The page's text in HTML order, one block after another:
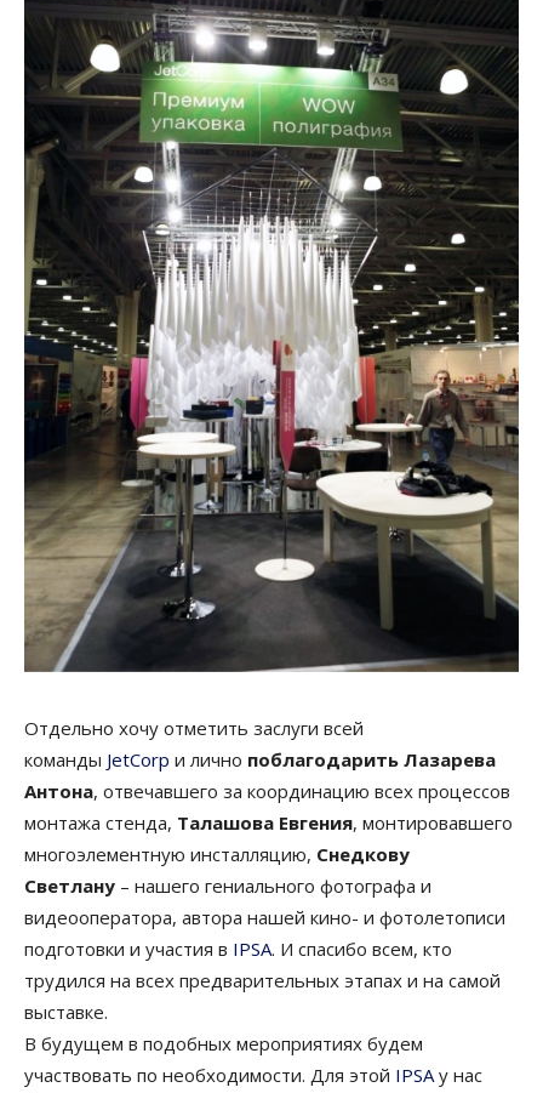
Отдельно хочу отметить заслуги всей
команды JetCorp и лично поблагодарить Лазарева
Антона, отвечавшего за координацию всех процессов
монтажа стенда, Талашова Евгения, монтировавшего
многоэлементную инсталляцию, Снедкову
Светлану – нашего гениального фотографа и
видеооператора, автора нашей кино- и фотолетописи
подготовки и участия в IPSA. И спасибо всем, кто
трудился на всех предварительных этапах и на самой
выставке.
В будущем в подобных мероприятиях будем
участвовать по необходимости. Для этой IPSAу нас